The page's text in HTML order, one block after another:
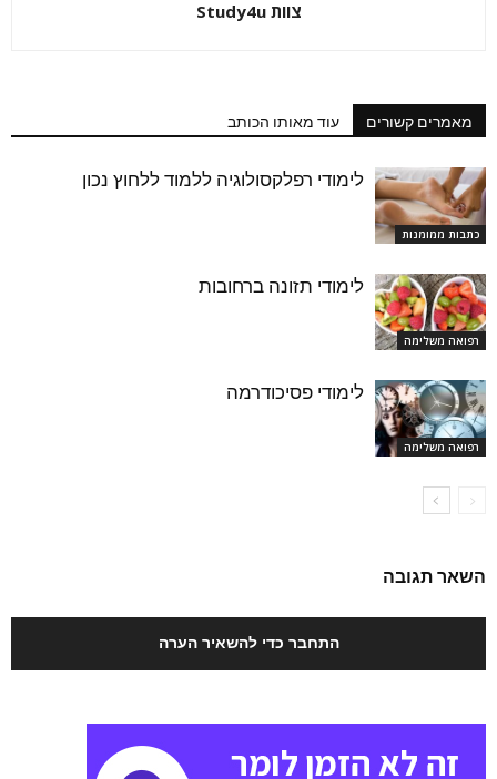
צוות Study4u
מאמרים קשורים עוד מאותו הכותב
כתבות ממומנות
לימודי רפלקסולוגיה ללמוד ללחוץ נכון
רפואה משלימה
לימודי תזונה ברחובות
רפואה משלימה
לימודי פסיכודרמה
השאר תגובה
התחבר כדי להשאיר הערה